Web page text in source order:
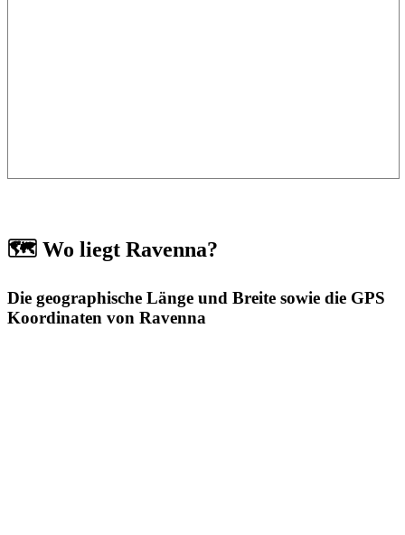
🗺️ Wo liegt Ravenna?
Die geographische Länge und Breite sowie die GPS
Koordinaten von Ravenna